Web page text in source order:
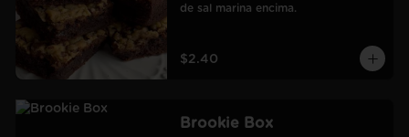
de sal marina encima.
$2.40
Brookie Box